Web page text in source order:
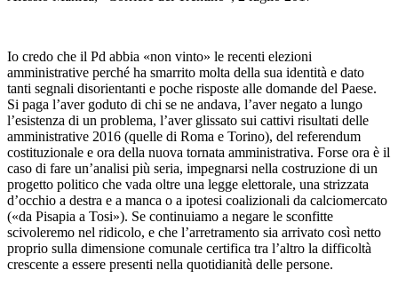
Io credo che il Pd abbia «non vinto» le recenti elezioni
amministrative perché ha smarrito molta della sua identità e dato
tanti segnali disorientanti e poche risposte alle domande del Paese.
Si paga l’aver goduto di chi se ne andava, l’aver negato a lungo
l’esistenza di un problema, l’aver glissato sui cattivi risultati delle
amministrative 2016 (quelle di Roma e Torino), del referendum
costituzionale e ora della nuova tornata amministrativa. Forse ora è il
caso di fare un’analisi più seria, impegnarsi nella costruzione di un
progetto politico che vada oltre una legge elettorale, una strizzata
d’occhio a destra e a manca o a ipotesi coalizionali da calciomercato
(«da Pisapia a Tosi»). Se continuiamo a negare le sconfitte
scivoleremo nel ridicolo, e che l’arretramento sia arrivato così netto
proprio sulla dimensione comunale certifica tra l’altro la difficoltà
crescente a essere presenti nella quotidianità delle persone.